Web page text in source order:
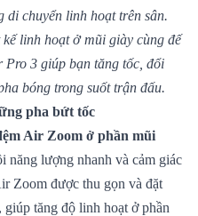
di chuyển linh hoạt trên sân.
kế linh hoạt ở mũi giày cùng đế
Pro 3 giúp bạn tăng tốc, đổi
bóng trong suốt trận đấu.
pha bứt tốc
Air Zoom ở phần mũi
năng lượng nhanh và cảm giác
Zoom được thu gọn và đặt
tăng độ linh hoạt ở phần